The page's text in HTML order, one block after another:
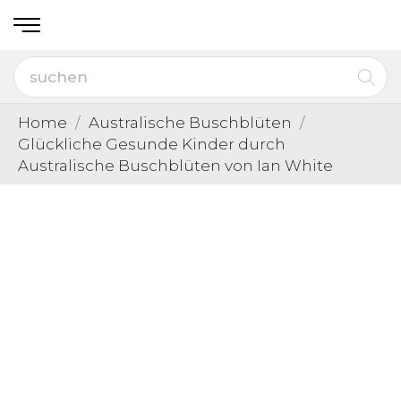
Home
Australische Buschblüten
Glückliche Gesunde Kinder durch
Australische Buschblüten von Ian White